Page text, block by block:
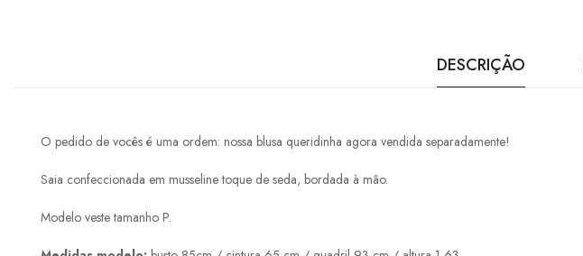
DESCRIÇÃO
O pedido de vocês é uma ordem: nossa blusa queridinha agora vendida separadamente!
Saia confeccionada em musseline toque de seda, bordada à mão.
Modelo veste tamanho P.